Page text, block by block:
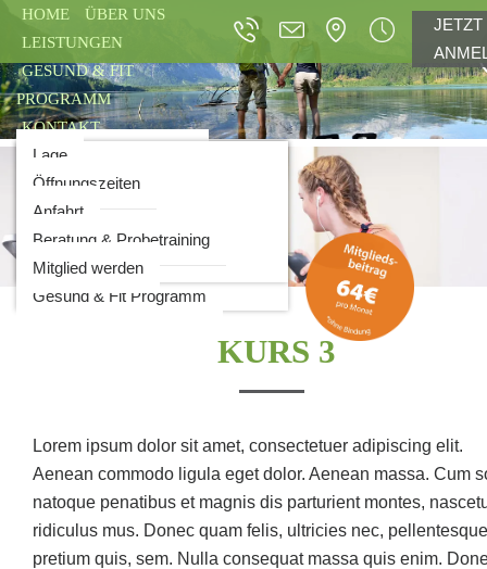
HOME
ÜBER UNS
LEISTUNGEN
Vorteile auf einen Blick
Top Beratung
Bewegung und Vitalität
Automatisierter Zutritt
Personal Training
Gesund & Fit Programm
GESUND & FIT
PROGRAMM
KONTAKT
Lage
Öffnungszeiten
Anfahrt
Beratung & Probetraining
Mitglied werden
JETZT
KURS 3
Lorem ipsum dolor sit amet, consectetuer adipiscing elit.
Aenean commodo ligula eget dolor. Aenean massa. Cum
natoque penatibus et magnis dis parturient montes,
ridiculus mus. Donec quam felis, ultricies nec,
pretium quis, sem. Nulla consequat massa quis enim.